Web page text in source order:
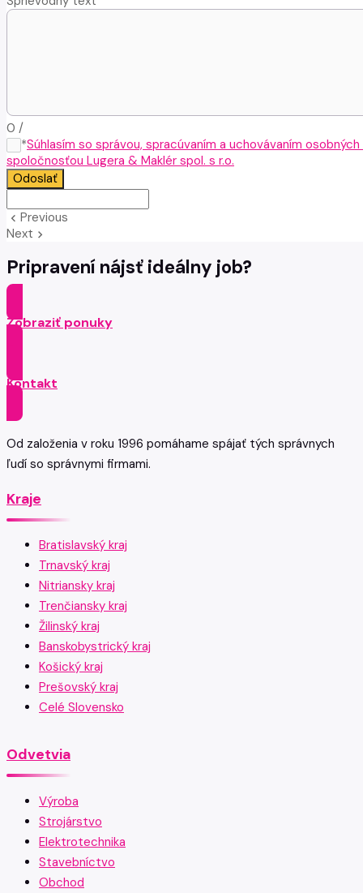
0 /
*Súhlasím so správou, spracúvaním a uchovávaním
spoločnosťou Lugera & Maklér spol. s r.o.
Odoslať
keyboard_arrow_left Previous
Next keyboard_arrow_right
Pripravení nájsť ideálny job?
Zobraziť ponuky
Kontakt
Od založenia v roku 1996 pomáhame spájať tých správnych
ľudí so správnymi firmami.
Kraje
Bratislavský kraj
Trnavský kraj
Nitriansky kraj
Trenčiansky kraj
Žilinský kraj
Banskobystrický kraj
Košický kraj
Prešovský kraj
Celé Slovensko
Odvetvia
Výroba
Strojárstvo
Elektrotechnika
Stavebníctvo
Obchod